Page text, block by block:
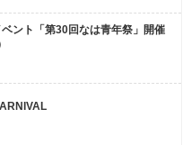
ント「第30回なは青年祭」開催